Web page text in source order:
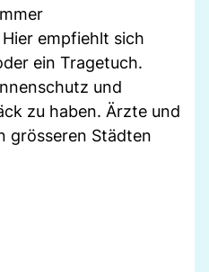
empfiehlt sich
ein Tragetuch.
und
zu haben. Ärzte und
grösseren Städten